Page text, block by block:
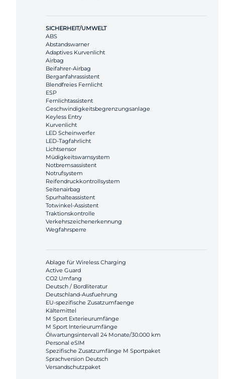
SICHERHEIT/UMWELT
ABS
Abstandswarner
Adaptives Kurvenlicht
Airbag
Beifahrer-Airbag
Berganfahrassistent
Blendfreies Fernlicht
ESP
Fernlichtassistent
Geschwindigkeitsbegrenzungsanlage
Keyless Entry
Kurvenlicht
LED Scheinwerfer
LED-Tagfahrlicht
Lichtsensor
Müdigkeitswarnsystem
Notbremsassistent
Notrufsystem
Reifendruckkontrollsystem
Seitenairbag
Spurhalteassistent
Totwinkel-Assistent
Traktionskontrolle
Verkehrszeichenerkennung
Wegfahrsperre
Ablage für Wireless Charging
Active Guard
CO2 Umfang
Deutsch / Bordliteratur
Deutschland-Ausfuehrung
EU-spezifische Zusatzumfaenge
Kältemittel
M Sport Exterieurumfänge
M Sport Interieurumfänge
Ölwartungsintervall 24 Monate/30.000 km
Personal eSIM
Spezifische Zusatzumfänge M Sportpaket
Sprachversion Deutsch
Versandschutzpaket